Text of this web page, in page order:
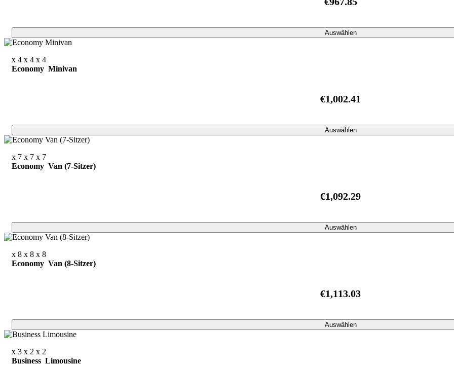
Auswählen
x 4 x 4 x 4
Economy Minivan
€1,002.41
Auswählen
x 7 x 7 x 7
Economy Van (7-Sitzer)
€1,092.29
Auswählen
x 8 x 8 x 8
Economy Van (8-Sitzer)
€1,113.03
Auswählen
x 3 x 2 x 2
Business Limousine